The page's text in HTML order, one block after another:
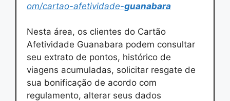
om/cartao-afetividade-guanabara
Nesta área, os clientes do Cartão
Afetividade Guanabara podem consultar
seu extrato de pontos, histórico de
viagens acumuladas, solicitar resgate de
sua bonificação de acordo com
regulamento, alterar seus dados